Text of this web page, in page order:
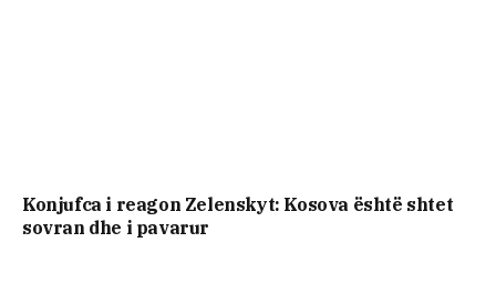
Konjufca i reagon Zelenskyt: Kosova është shtet
sovran dhe i pavarur